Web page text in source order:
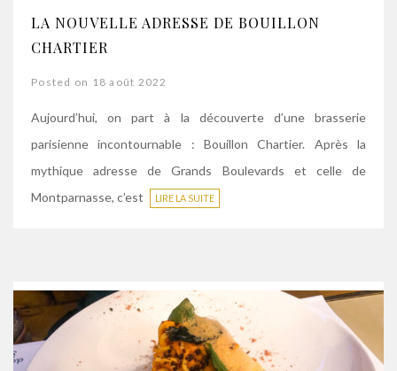
LA NOUVELLE ADRESSE DE BOUILLON
CHARTIER
Posted on 18 août 2022
Aujourd’hui, on part à la découverte d’une brasserie
parisienne incontournable : Bouillon Chartier. Après la
mythique adresse de Grands Boulevards et celle de
Montparnasse, c’est
LIRE LA SUITE